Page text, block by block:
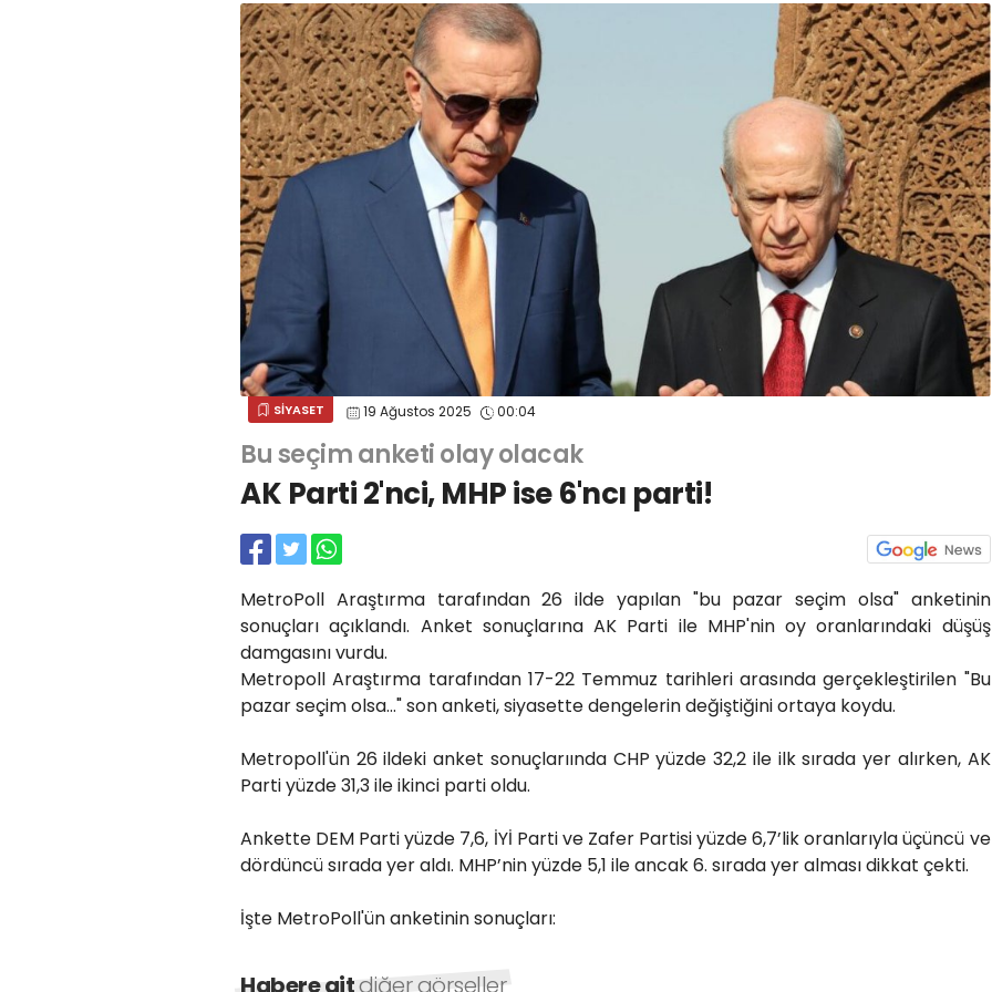
SİYASET 19 Ağustos 2025 00:04
Bu seçim anketi olay olacak
AK Parti 2'nci, MHP ise 6'ncı parti!
MetroPoll Araştırma tarafından 26 ilde yapılan "bu pazar seçim olsa" anketinin
sonuçları açıklandı. Anket sonuçlarına AK Parti ile MHP'nin oy oranlarındaki düşüş
damgasını vurdu.
Metropoll Araştırma tarafından 17-22 Temmuz tarihleri arasında gerçekleştirilen "Bu
pazar seçim olsa..." son anketi, siyasette dengelerin değiştiğini ortaya koydu.
Metropoll'ün 26 ildeki anket sonuçlarıında CHP yüzde 32,2 ile ilk sırada yer alırken, AK
Parti yüzde 31,3 ile ikinci parti oldu.
Ankette DEM Parti yüzde 7,6, İYİ Parti ve Zafer Partisi yüzde 6,7’lik oranlarıyla üçüncü ve
dördüncü sırada yer aldı. MHP’nin yüzde 5,1 ile ancak 6. sırada yer alması dikkat çekti.
İşte MetroPoll'ün anketinin sonuçları:
Habere aitdiğer görseller